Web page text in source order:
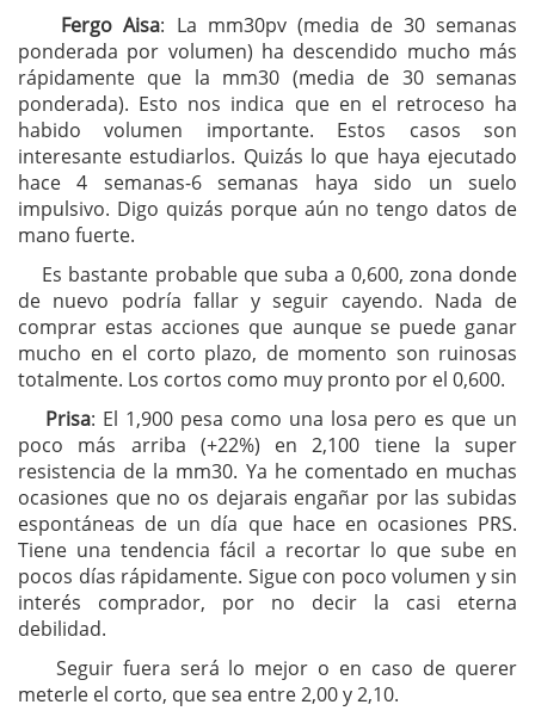
Fergo Aisa: La mm30pv (media de 30 semanas
ponderada por volumen) ha descendido mucho más
rápidamente que la mm30 (media de 30 semanas
ponderada). Esto nos indica que en el retroceso ha
habido volumen importante. Estos casos son
interesante estudiarlos. Quizás lo que haya ejecutado
hace 4 semanas-6 semanas haya sido un suelo
impulsivo. Digo quizás porque aún no tengo datos de
mano fuerte.
Es bastante probable que suba a 0,600, zona donde
de nuevo podría fallar y seguir cayendo. Nada de
comprar estas acciones que aunque se puede ganar
mucho en el corto plazo, de momento son ruinosas
totalmente. Los cortos como muy pronto por el 0,600.
Prisa: El 1,900 pesa como una losa pero es que un
poco más arriba (+22%) en 2,100 tiene la super
resistencia de la mm30. Ya he comentado en muchas
ocasiones que no os dejarais engañar por las subidas
espontáneas de un día que hace en ocasiones PRS.
Tiene una tendencia fácil a recortar lo que sube en
pocos días rápidamente. Sigue con poco volumen y sin
interés comprador, por no decir la casi eterna
debilidad.
Seguir fuera será lo mejor o en caso de querer
meterle el corto, que sea entre 2,00 y 2,10.